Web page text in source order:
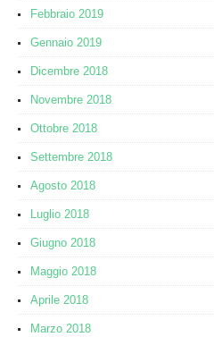
Febbraio 2019
Gennaio 2019
Dicembre 2018
Novembre 2018
Ottobre 2018
Settembre 2018
Agosto 2018
Luglio 2018
Giugno 2018
Maggio 2018
Aprile 2018
Marzo 2018